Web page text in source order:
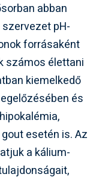
abban
pH-
forrásaként
számos élettani
kiemelkedő
és
esetén is. Az
a kálium-